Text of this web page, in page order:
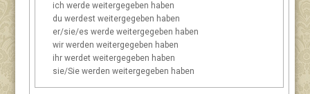
ich
werde weitergegeben haben
du
werdest weitergegeben haben
er/sie/es
werde weitergegeben haben
wir
werden weitergegeben haben
ihr
werdet weitergegeben haben
sie/Sie
werden weitergegeben haben